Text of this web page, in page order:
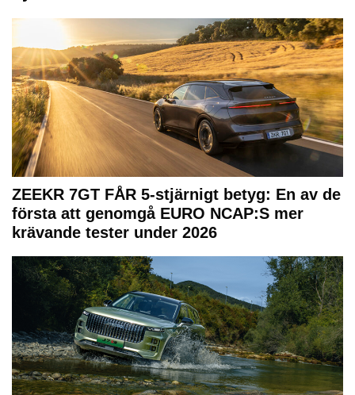
ZEEKR 7GT FÅR 5-stjärnigt betyg: En av de
första att genomgå EURO NCAP:S mer
krävande tester under 2026